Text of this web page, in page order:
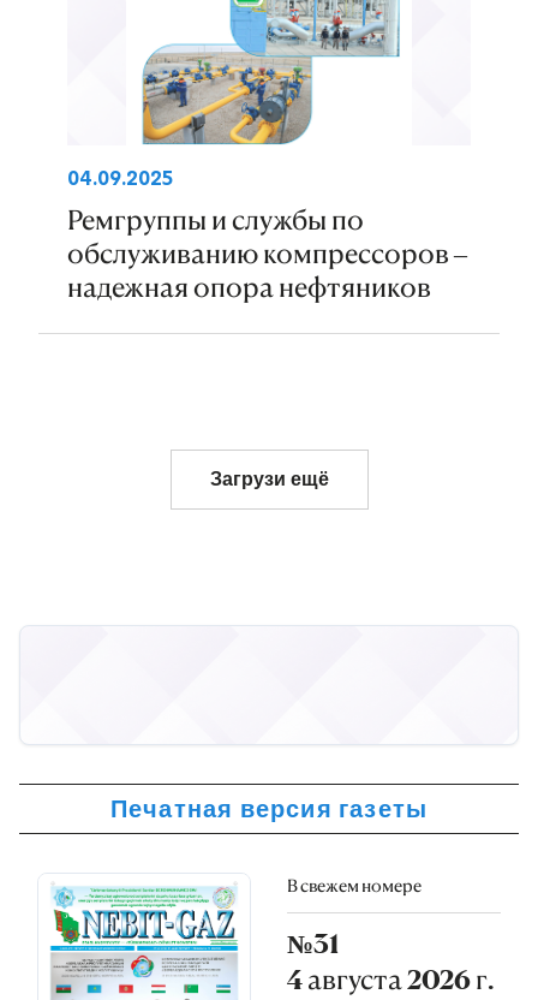
04.09.2025
Ремгруппы и службы по
обслуживанию компрессоров –
надежная опора нефтяников
Загрузи ещё
Печатная версия газеты
В свежем номере
№31
4 августа 2026 г.